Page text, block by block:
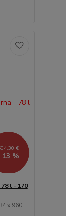
€
13 %
l - 170
x 960